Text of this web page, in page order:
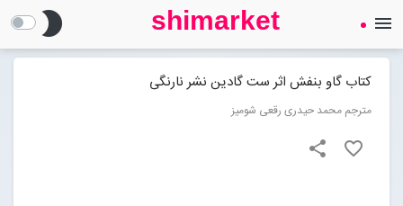
SHIMARKET
فروشگاه اینترنتی کتاب
brightness_2 shimarket menu
کتاب گاو بنفش اثر ست گادین نشر نارنگی
مترجم محمد حیدری رقعی شومیز
favorite_border
share